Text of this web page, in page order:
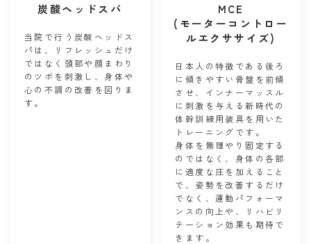
炭酸ヘッドスパ
当院で行う炭酸ヘッドス
パは、リフレッシュだけ
ではなく頭部や顔まわり
のツボを刺激し、身体や
心の不調の改善を図りま
す。
MCE
(モーターコントロー
ルエクササイズ)
日本人の特徴である後ろ
に傾きやすい骨盤を前傾
させ、インナーマッスル
に刺激を与える新時代の
体幹訓練用装具を用いた
トレーニングです。
身体を無理やり固定する
のではなく、身体の各部
に適度な圧を加えること
で、姿勢を改善するだけ
でなく、運動パフォーマ
ンスの向上や、リハビリ
テーション効果も期待で
きます。